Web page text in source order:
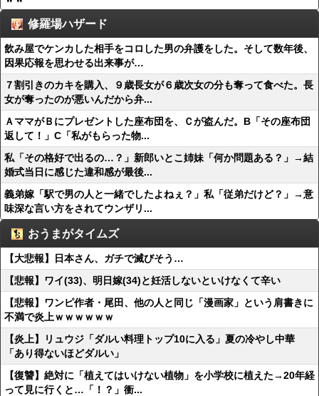
修羅場ハザード
飲み屋でケンカした相手をコロした男の弁護をした。そして数年後、
因果応報を思わせる出来事が…
７割引きのカキを購入、９歳長女が６歳次女の分も奪って食べた。長
女が奪ったのが悪いんだから弁...
ＡママがＢにプレゼントした座布団を、Ｃが盗んだ。B「その座布団
返して！」C「私がもらった物...
私「その格好で出るの…？」新郎いとこ姉妹「何か問題ある？」→結
婚式当日に感じた違和感が最後...
義弟嫁「駅で男の人と一緒でしたよねぇ？」私「従弟だけど？」→意
味深な言い方をされてウンザリ...
おうまがタイムズ
【大悲報】日本さん、ガチで滅びそう…
【悲報】ワイ(33)、明日嫁(34)と妊活しないといけなくて辛い
【悲報】ワンピ作者・尾田、他の人と同じ「漫画家」という肩書きに
不満で炎上ｗｗｗｗｗｗ
【炎上】リュウジ「ダルい料理トップ10に入る」夏の冷やし中華
「あり得ないほどダルい」
【復讐】絶対に「植えてはいけない植物」を小学校に植えた→20年経
って見に行くと…「！？」衝...